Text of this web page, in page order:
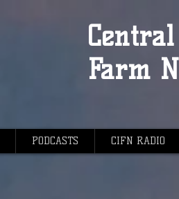
Farm
PODCASTS CIFN RADIO